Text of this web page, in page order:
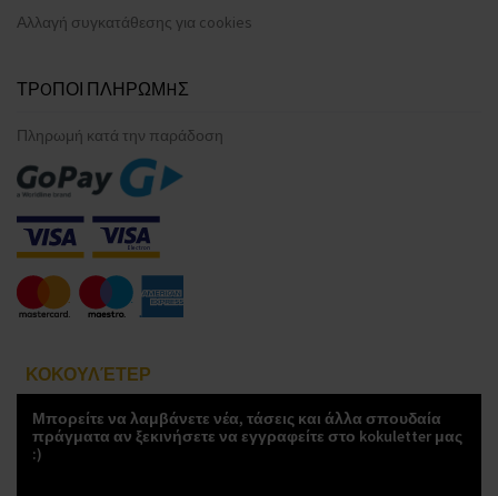
Αλλαγή συγκατάθεσης για cookies
ΤΡOΠΟΙ ΠΛΗΡΩΜHΣ
Πληρωμή κατά την παράδοση
ΚΟΚΟΥΛΈΤΕΡ
Μπορείτε να λαμβάνετε νέα, τάσεις και άλλα σπουδαία
πράγματα αν ξεκινήσετε να εγγραφείτε στο kokuletter μας
:)